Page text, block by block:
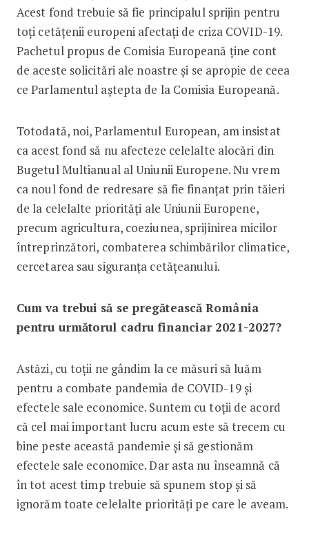
Acest fond trebuie să fie principalul sprijin pentru
toți cetățenii europeni afectați de criza COVID-19.
Pachetul propus de Comisia Europeană ține cont
de aceste solicitări ale noastre și se apropie de ceea
ce Parlamentul aștepta de la Comisia Europeană.
Totodată, noi, Parlamentul European, am insistat
ca acest fond să nu afecteze celelalte alocări din
Bugetul Multianual al Uniunii Europene. Nu vrem
ca noul fond de redresare să fie finanțat prin tăieri
de la celelalte priorități ale Uniunii Europene,
precum agricultura, coeziunea, sprijinirea micilor
întreprinzători, combaterea schimbărilor climatice,
cercetarea sau siguranța cetățeanului.
Cum va trebui să se pregătească România
pentru următorul cadru financiar 2021-2027?
Astăzi, cu toții ne gândim la ce măsuri să luăm
pentru a combate pandemia de COVID-19 și
efectele sale economice. Suntem cu toții de acord
că cel mai important lucru acum este să trecem cu
bine peste această pandemie și să gestionăm
efectele sale economice. Dar asta nu înseamnă că
în tot acest timp trebuie să spunem stop și să
ignorăm toate celelalte priorități pe care le aveam.